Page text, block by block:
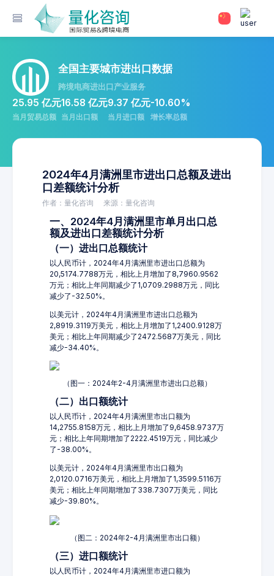
全国主要城市进出口数据
跨境电商进出口产业服务
25.95 亿元
当月贸易总额
16.58 亿元
当月出口额
9.37 亿元
当月进口额
-10.60%
增长率总额
2024年4月满洲里市进出口总额及进出
口差额统计分析
作者：量化咨询 来源：量化咨询
一、2024年4月满洲里市单月出口总
额及进出口差额统计分析
（一）进出口总额统计
以人民币计，2024年4月满洲里市进出口总额为
20,5174.7788万元，相比上月增加了8,7960.9562
万元；相比上年同期减少了1,0709.2988万元，同比
减少了-32.50%。
以美元计，2024年4月满洲里市进出口总额为
2,8919.3119万美元，相比上月增加了1,2400.9128万
美元；相比上年同期减少了2472.5687万美元，同比
减少-34.40%。
（图一：2024年2-4月满洲里市进出口总额）
（二）出口额统计
以人民币计，2024年4月满洲里市出口额为
14,2755.8158万元，相比上月增加了9,6458.9737万
元；相比上年同期增加了2222.4519万元，同比减少
了-38.00%。
以美元计，2024年4月满洲里市出口额为
2,0120.0716万美元，相比上月增加了1,3599.5116万
美元；相比上年同期增加了338.7307万美元，同比
减少-39.80%。
（图二：2024年2-4月满洲里市出口额）
（三）进口额统计
以人民币计，2024年4月满洲里市进口额为